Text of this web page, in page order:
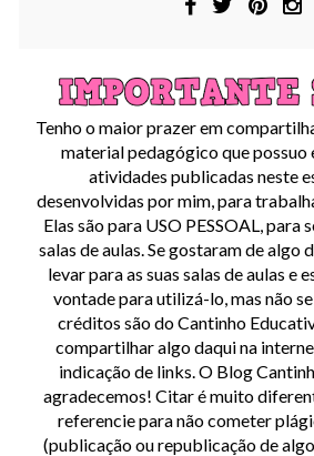
Tenho o maior prazer em
material pedagógico que possuo
atividades publicadas neste
desenvolvidas por mim, para
Elas são para USO PESSOAL, para
salas de aulas. Se gostaram de algo
levar para as suas salas de aulas e
vontade para utilizá-lo, mas não
créditos são do Cantinho
compartilhar algo daqui na
indicação de links. O Blog
agradecemos! Citar é muito
referencie para não cometer
(publicação ou republicação de